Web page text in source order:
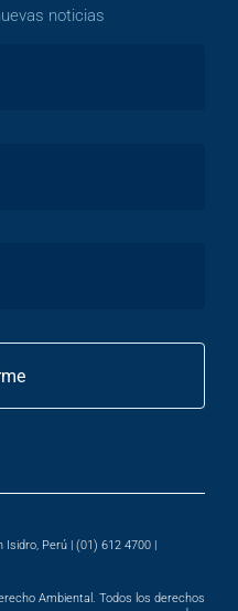
noticias
Isidro, Perú | (01) 612 4700 |
Ambiental. Todos los derechos